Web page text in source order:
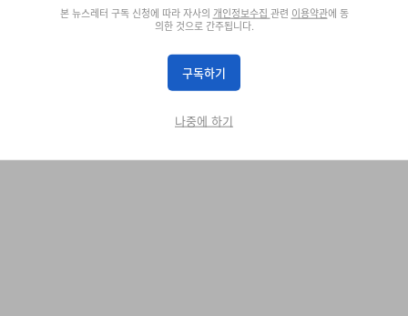
culture since 2023. Her extensive watch reporting spans exclusive
Zenith, Jaeger-LeCoultre, and Grand Seiko, as well as insightful
본 뉴스레터 구독 신청에 따라 자사의 개인정보수집 관련 이용약관에 동
의한 것으로 간주됩니다.
구독하기
나중에 하기